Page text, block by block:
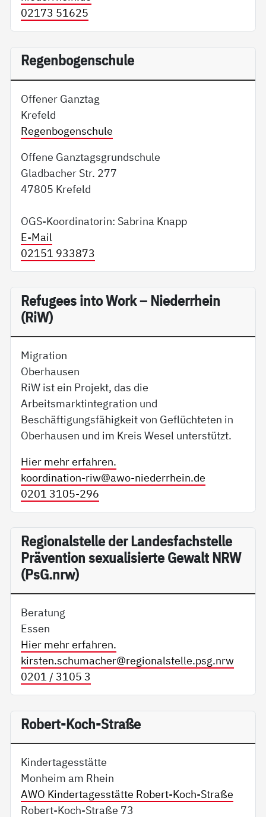
02173 51625
Regenbogenschule
Offener Ganztag
Krefeld
Regenbogenschule
Offene Ganztagsgrundschule
Gladbacher Str. 277
47805 Krefeld
OGS-Koordinatorin: Sabrina Knapp
E-Mail
02151 933873
Re­fu­gees in­to Work – Nie­der­r­hein
(RiW)
Migration
Oberhausen
RiW ist ein Projekt, das die
Arbeitsmarktintegration und
Beschäftigungsfähigkeit von Geflüchteten in
Oberhausen und im Kreis Wesel unterstützt.
Hier mehr erfahren.
koordination-riw@awo-niederrhein.de
0201 3105-296
Re­gio­nal­s­tel­le der Lan­des­fach­s­tel­le
Präv­en­ti­on se­xua­li­sier­te Ge­walt NRW
(PsG.nrw)
Beratung
Essen
Hier mehr erfahren.
kirsten.schumacher@regionalstelle.psg.nrw
0201 / 3105 3
Robert-Koch-Straße
Kindertagesstätte
Monheim am Rhein
AWO Kindertagesstätte Robert-Koch-Straße
Robert-Koch-Straße 73